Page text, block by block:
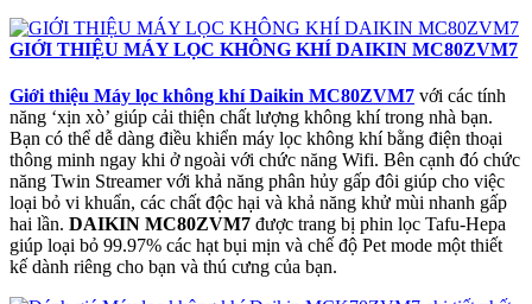
GIỚI THIỆU MÁY LỌC KHÔNG KHÍ DAIKIN MC80ZVM7
Giới thiệu Máy lọc không khí Daikin MC80ZVM7 với các tính
năng ‘xịn xò’ giúp cải thiện chất lượng không khí trong nhà bạn.
Bạn có thể dễ dàng điều khiển máy lọc không khí bằng điện thoại
thông minh ngay khi ở ngoài với chức năng Wifi. Bên cạnh đó chức
năng Twin Streamer với khả năng phân hủy gấp đôi giúp cho việc
loại bỏ vi khuẩn, các chất độc hại và khả năng khử mùi nhanh gấp
hai lần. DAIKIN MC80ZVM7 được trang bị phin lọc Tafu-Hepa
giúp loại bỏ 99.97% các hạt bụi mịn và chế độ Pet mode một thiết
kế dành riêng cho bạn và thú cưng của bạn.